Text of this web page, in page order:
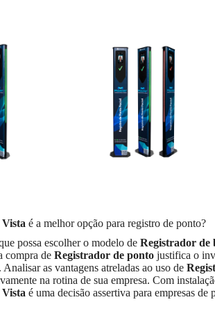
é a melhor opção para registro de ponto?
possa escolher o modelo de Registrador de
compra de Registrador de ponto justifica o
as vantagens atreladas ao uso de
na rotina de sua empresa. Com
é uma decisão assertiva para empresas de